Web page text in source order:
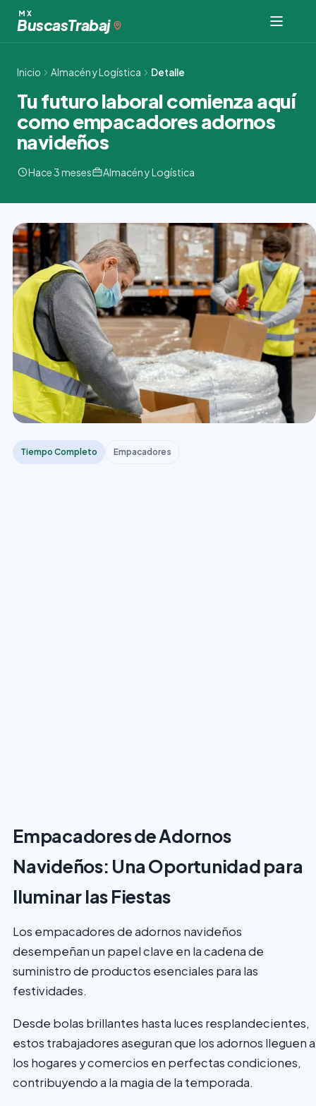
contenido
MX
BuscasTrabaj
Inicio Almacén y Logística Detalle
Tu futuro laboral comienza aquí
como empacadores adornos
navideños
Hace 3 meses Almacén y Logística
Tiempo Completo Empacadores
Empacadores de Adornos
Navideños: Una Oportunidad para
Iluminar las Fiestas
Los empacadores de adornos navideños
desempeñan un papel clave en la cadena de
suministro de productos esenciales para las
festividades.
Desde bolas brillantes hasta luces resplandecientes,
estos trabajadores aseguran que los adornos lleguen a
los hogares y comercios en perfectas condiciones,
contribuyendo a la magia de la temporada.